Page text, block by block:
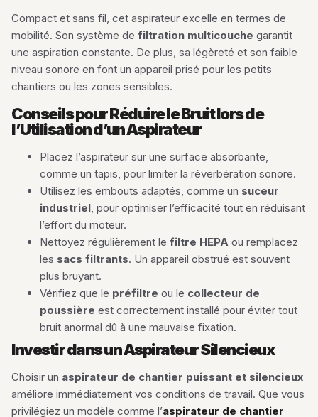
Compact et sans fil, cet aspirateur excelle en termes de
mobilité. Son système de filtration multicouche garantit
une aspiration constante. De plus, sa légèreté et son faible
niveau sonore en font un appareil prisé pour les petits
chantiers ou les zones sensibles.
Conseils pour Réduire le Bruit lors de
l’Utilisation d’un Aspirateur
Placez l’aspirateur sur une surface absorbante,
comme un tapis, pour limiter la réverbération sonore.
Utilisez les embouts adaptés, comme un suceur
industriel, pour optimiser l’efficacité tout en réduisant
l’effort du moteur.
Nettoyez régulièrement le filtre HEPA ou remplacez
les sacs filtrants. Un appareil obstrué est souvent
plus bruyant.
Vérifiez que le préfiltre ou le collecteur de
poussière est correctement installé pour éviter tout
bruit anormal dû à une mauvaise fixation.
Investir dans un Aspirateur Silencieux
Choisir un aspirateur de chantier puissant et silencieux
améliore immédiatement vos conditions de travail. Que vous
privilégiez un modèle comme l’aspirateur de chantier